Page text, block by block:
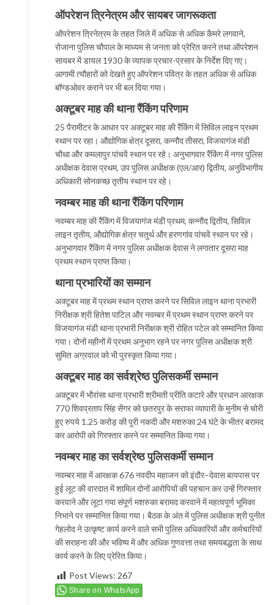
ऑपरेशन त्रिनेत्रम और सायबर जागरूकता
ऑपरेशन त्रिनेत्रम के तहत जिले में अधिक से अधिक कैमरे लगवाने,
रोजाना पुलिस चौपाल के माध्यम से जनता को प्रेरित करने तथा ऑपरेशन
सायबर में डायल 1930 के व्यापक प्रचार-प्रसार के निर्देश दिए गए।
आगामी त्यौहारों को देखते हुए ऑपरेशन पवित्र के तहत अधिक से अधिक
बॉण्डओवर कराने पर भी बल दिया गया।
अक्टूबर माह की थाना रैंकिंग परिणाम
25 पैरामीटर के आधार पर अक्टूबर माह की रैंकिंग में सिविल लाइन प्रथम
स्थान पर रहा। औद्योगिक क्षेत्र दूसरा, कन्नौद तीसरा, विजयागंज मंडी
चौथा और कमलापुर पांचवें स्थान पर रहे। अनुभागवार रैंकिंग में नगर पुलिस
अधीक्षक देवास प्रथम, उप पुलिस अधीक्षक (एल/आर) द्वितीय, अनुविभागीय
अधिकारी सोनकच्छ तृतीय स्थान पर रहे।
नवम्बर माह की थाना रैंकिंग परिणाम
नवम्बर माह की रैंकिंग में विजयागंज मंडी प्रथम, कन्नौद द्वितीय, सिविल
लाइन तृतीय, औद्योगिक क्षेत्र चतुर्थ और हरणगांव पांचवें स्थान पर रहे।
अनुभागवार रैंकिंग में नगर पुलिस अधीक्षक देवास ने लगातार दूसरा माह
प्रथम स्थान प्राप्त किया।
थाना प्रभारियों का सम्मान
अक्टूबर माह में प्रथम स्थान प्राप्त करने पर सिविल लाइन थाना प्रभारी
निरीक्षक श्री हितेश पाटिल और नवम्बर में प्रथम स्थान प्राप्त करने पर
विजयागंज मंडी थाना प्रभारी निरीक्षक श्री रोहित पटेल को सम्मानित किया
गया। दोनों महीनों में प्रथम अनुभाग रहने पर नगर पुलिस अधीक्षक श्री
सुमित अग्रवाल को भी पुरस्कृत किया गया।
अक्टूबर माह का सर्वश्रेष्ठ पुलिसकर्मी सम्मान
अक्टूबर में भौरांसा थाना प्रभारी श्रीमती प्रीति कटारे और प्रधान आरक्षक
770 शिवप्रताप सिंह सेंगर को छतरपुर के सराफा व्यापारी के मुनीम से चोरी
हुए रुपये 1.25 करोड़ की पूरी नकदी और मशरुका 24 घंटे के भीतर बरामद
कर आरोपी को गिरफ्तार करने पर सम्मानित किया गया।
नवम्बर माह का सर्वश्रेष्ठ पुलिसकर्मी सम्मान
नवम्बर माह में आरक्षक 676 नवदीप महाजन को इंदौर–देवास बायपास पर
हुई लूट की वारदात में शामिल दोनों आरोपियों की पहचान कर उन्हें गिरफ्तार
करवाने और लूटा गया संपूर्ण मशरुका बरामद करवाने में महत्वपूर्ण भूमिका
निभाने पर सम्मानित किया गया। बैठक के अंत में पुलिस अधीक्षक श्री पुनीत
गेहलोद ने उत्कृष्ट कार्य करने वाले सभी पुलिस अधिकारियों और कर्मचारियों
की सराहना की और भविष्य में और अधिक गुणवत्ता तथा समयबद्धता के साथ
कार्य करने के लिए प्रेरित किया।
Post Views: 267
Share on WhatsApp